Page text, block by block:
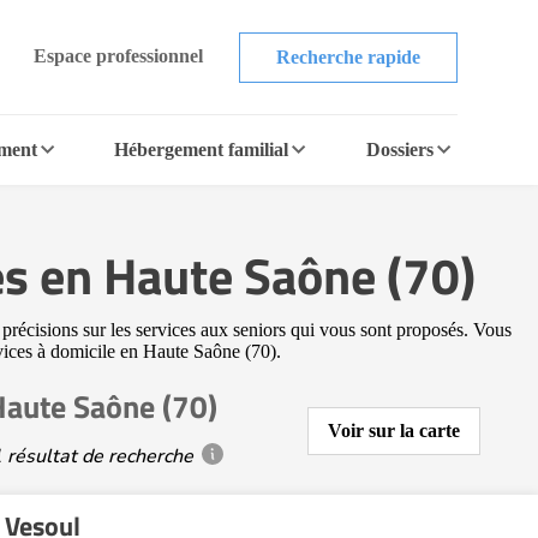
Espace professionnel Recherche rapide
Hébergement familial Dossiers
en Haute Saône (70)
sur les services aux seniors qui vous sont proposés. Vous
à domicile en Haute Saône (70).
Saône (70)
résultat de recherche
Voir sur la carte